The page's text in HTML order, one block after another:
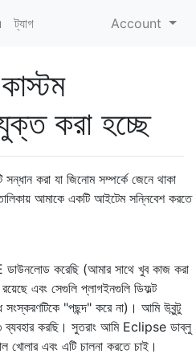
ট্যাগ Account
করা হচ্ছে
সন্ধান করা যা জিনোম সম্পর্কে জেনে থাকা
আমাকে একটি আইটেম সন্নিবেশ করতে
করেছি (আমার সাথে খুব কাজ করা
এবং সেগুলি প্লাগইনগুলি ডিফল্ট
"পছন্দ" করে না)। আমি উবুন্টু
করছি। সুতরাং আমি Eclipse ডাব্লু
খোলার এবং এটি চালনা করতে চাই।